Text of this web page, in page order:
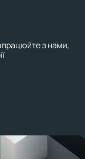
з нами,